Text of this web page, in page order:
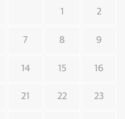
1 2
7 8 9
14 15 16
21 22 23